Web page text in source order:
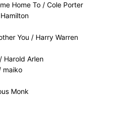
Home To / Cole Porter
You / Harry Warren
Harold Arlen
maiko
Monk